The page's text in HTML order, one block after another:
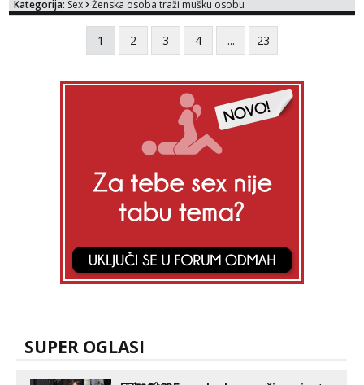
bilo kad i bilo gdje zato se javi što prije da
me isprobaš Klikni na link ispod i nadji me
tamo, cekam te!
Kategorija: Sex Ženska osoba traži mušku osobu
1 2 3 4 ... 23
SUPER OGLASI